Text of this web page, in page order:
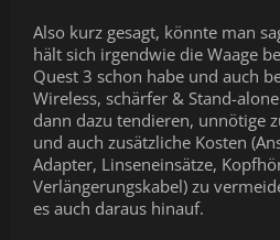
Also kurz gesagt, könnte man
hält sich irgendwie die Waage
Quest 3 schon habe und auch
Wireless, schärfer & Stand-
dann dazu tendieren, unnötige
und auch zusätzliche Kosten
Adapter, Linseneinsätze,
Verlängerungskabel) zu
es auch daraus hinauf.